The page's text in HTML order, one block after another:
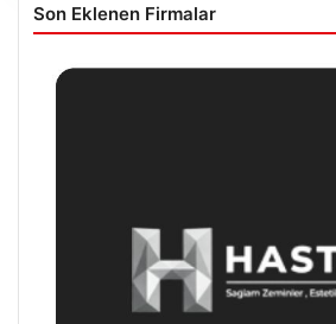
Son Eklenen Firmalar